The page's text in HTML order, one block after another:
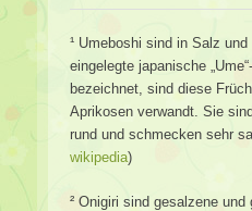
¹ Umeboshi sind in Salz
eingelegte japanische
bezeichnet, sind diese
Aprikosen verwandt. Sie
rund und schmecken sehr
wikipedia)
² Onigiri sind gesalzene und